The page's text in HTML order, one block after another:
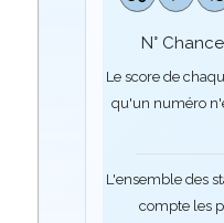
N°
Le score de
qu'un numéro
L'ensemble des
compte les